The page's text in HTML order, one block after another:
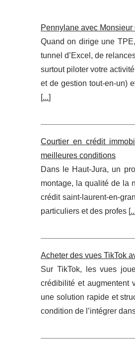
Pennylane avec
Quand on dirige une
tunnel d’Excel, de
surtout piloter votre
et de gestion tout-en-un)
[...]
Courtier en crédit
meilleures conditions
Dans le Haut‑Jura, un
montage, la qualité de la
crédit saint-laurent-en-
particuliers et des profes [
Acheter des vues TikTok
Sur TikTok, les vues
crédibilité et augmentent
une solution rapide et
condition de l’intégrer